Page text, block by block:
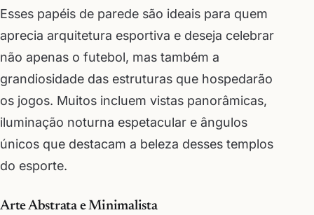
Esses papéis de parede são ideais para quem
aprecia arquitetura esportiva e deseja celebrar
não apenas o futebol, mas também a
grandiosidade das estruturas que hospedarão
os jogos. Muitos incluem vistas panorâmicas,
iluminação noturna espetacular e ângulos
únicos que destacam a beleza desses templos
do esporte.
Arte Abstrata e Minimalista